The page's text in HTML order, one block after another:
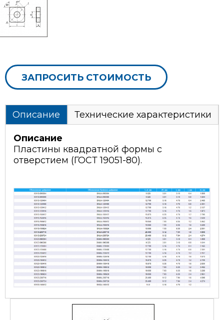
ЗАПРОСИТЬ СТОИМОСТЬ
Описание Технические характеристики
Описание
Пластины квадратной формы с
отверстием (ГОСТ 19051-80).